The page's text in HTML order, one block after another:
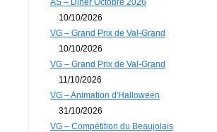
AS – Diner Octobre 2026
10/10/2026
VG – Grand Prix de Val-Grand
10/10/2026
VG – Grand Prix de Val-Grand
11/10/2026
VG – Animation d'Halloween
31/10/2026
VG – Compétition du Beaujolais